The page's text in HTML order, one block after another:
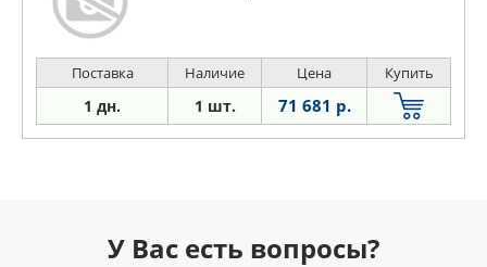
Поставка Наличие Цена Купить
1 дн. 1 шт. 71 681 р.
У Вас есть вопросы?